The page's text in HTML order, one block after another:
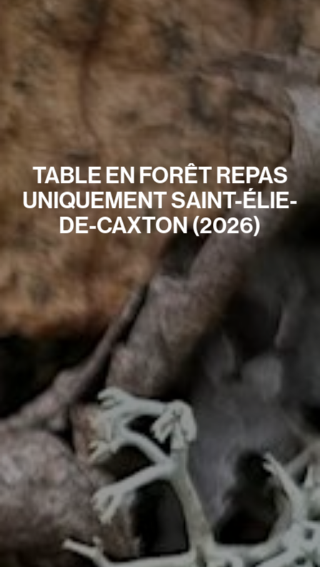
TABLE EN FORÊT REPAS
UNIQUEMENT SAINT-ÉLIE-
DE-CAXTON (2026)